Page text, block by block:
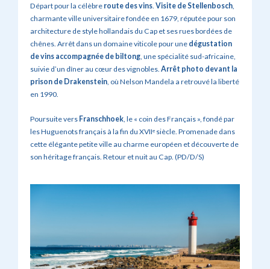
Départ pour la célèbre route des vins Visite deStellenbosch
charmante ville universitaire fondée en 1679, réputée pour son
architecture de style hollandais du Cap et ses rues bordées de
chênes. Arrêt dans un domaine viticole pour une dégustation
de vins accompagnée de biltong , une spécialité sud-africaine,
suivie d’un dîner au cœur des vignobles. Arrêt photo devant la
prison de Drakenstein , où Nelson Mandela a retrouvé la liberté
en 1990.
Poursuite vers Franschhoek , le « coin des Français », fondé par
les Huguenots français à la fin du XVIIᵉ siècle. Promenade dans
cette élégante petite ville au charme européen et découverte de
son héritage français. Retour et nuit au Cap. (PD/D/S)